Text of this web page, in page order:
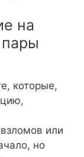
на
которые,
или
но